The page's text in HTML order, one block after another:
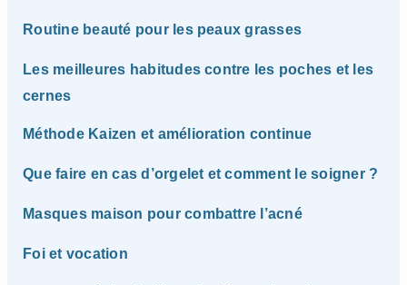
Routine beauté pour les peaux grasses
Les meilleures habitudes contre les poches et les
cernes
Méthode Kaizen et amélioration continue
Que faire en cas d’orgelet et comment le soigner ?
Masques maison pour combattre l’acné
Foi et vocation